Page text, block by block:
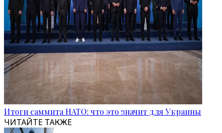
Итоги саммита НАТО: что это значит для Украины
ЧИТАЙТЕ ТАКЖЕ